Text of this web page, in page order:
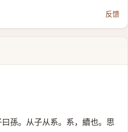
反馈
孫。从子从系。系，續也。思